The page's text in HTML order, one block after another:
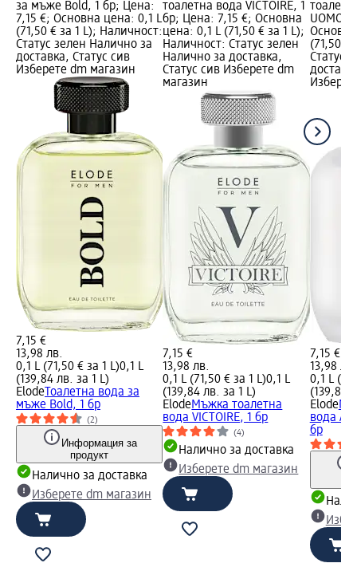
за мъже Bold, 1 бр; Цена:
7,15 €; Основна цена: 0,1 L
(71,50 € за 1 L); Наличност:
Статус зелен Налично за
доставка, Статус сив
Изберете dm магазин
7,15 €
13,98 лв.
0,1 L (71,50 € за 1 L)0,1 L
(139,84 лв. за 1 L)
Elode Тоалетна вода за
мъже Bold, 1 бр
(2)
Информация за
продукт
Налично за доставка
Изберете dm магазин
тоалетна вода VICTOIRE, 1
бр; Цена: 7,15 €; Основна
цена: 0,1 L (71,50 € за 1 L);
Наличност: Статус зелен
Налично за доставка,
Статус сив Изберете dm
магазин
7,15 €
13,98 лв.
0,1 L (71,50 € за 1 L)0,1 L
(139,84 лв. за 1 L)
ElodeМъжка тоалетна
вода VICTOIRE, 1 бр
(4)
Налично за доставка
Изберете dm магазин
UOMO,
(71,50 €
Статус
7,15 €
13,98 лв.
0,1 L
(139,84
Elode
вода
бр